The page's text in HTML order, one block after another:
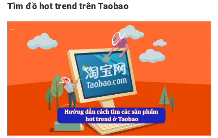
Tìm đồ hot trend trên Taobao